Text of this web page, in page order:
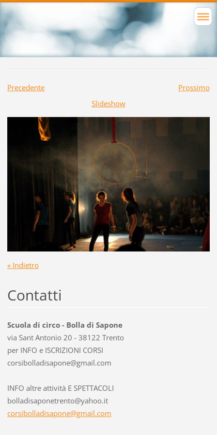
Precedente
Prossimo
Slideshow
« Indietro
Contatti
Scuola di circo - Bolla di Sapone
via Sant Antonio 20 - 38122 Trento
per INFO e ISCRIZIONI CORSI
corsibolladisapone@gmail.com
INFO altre attività E SPETTACOLI
bolladisaponetrento@yahoo.it
corsibolladisapone@gmail.com